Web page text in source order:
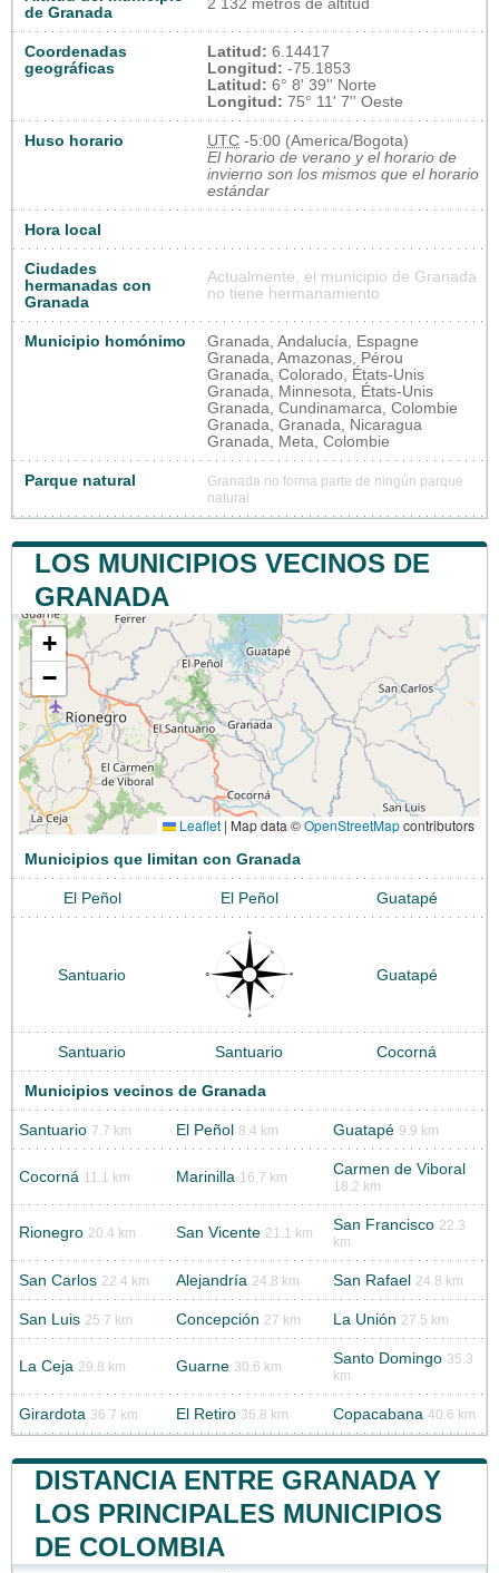
de Granada
2 132 metros de altitud
Coordenadas
geográficas
Latitud: 6.14417
Longitud: -75.1853
Latitud: 6° 8' 39'' Norte
Longitud: 75° 11' 7'' Oeste
Huso horario UTC -5:00 (America/Bogota)
El horario de verano y el horario de
invierno son los mismos que el horario
estándar
Hora local
Ciudades
hermanadas con
Granada
Actualmente, el municipio de Granada
no tiene hermanamiento
Municipio homónimo
Granada, Andalucía, Espagne
Granada, Amazonas, Pérou
Granada, Colorado, États-Unis
Granada, Minnesota, États-Unis
Granada, Cundinamarca, Colombie
Granada, Granada, Nicaragua
Granada, Meta, Colombie
Parque natural
Granada no forma parte de ningún parque
natural
LOS MUNICIPIOS VECINOS DE
GRANADA
+
−
Leaflet | Map data ©OpenStreetMapcontributors
Municipios que limitan con Granada
El Peñol El Peñol Guatapé
Santuario Guatapé
Santuario Santuario Cocorná
Municipios vecinos de Granada
Santuario 7.7 km El Peñol 8.4 km Guatapé 9.9 km
Cocorná 11.1 km Marinilla 16.7 km Carmen de Viboral
18.2 km
Rionegro 20.4 km San Vicente 21.1 km San Francisco 22.3
km
San Carlos 22.4 km Alejandría 24.8 km San Rafael 24.8 km
San Luis 25.7 km Concepción 27 km La Unión 27.5 km
La Ceja 29.8 km Guarne 30.6 km Santo Domingo 35.3
km
Girardota 36.7 km El Retiro 36.8 km Copacabana 40.6 km
DISTANCIA ENTRE GRANADA Y
LOS PRINCIPALES MUNICIPIOS
DE COLOMBIA